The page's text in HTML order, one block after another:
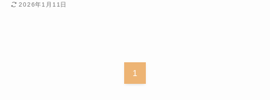
2026年1月11日
1